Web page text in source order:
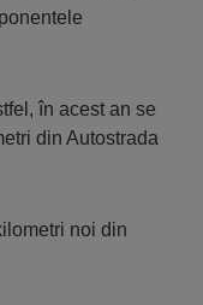
în acest an se
din Autostrada
noi din